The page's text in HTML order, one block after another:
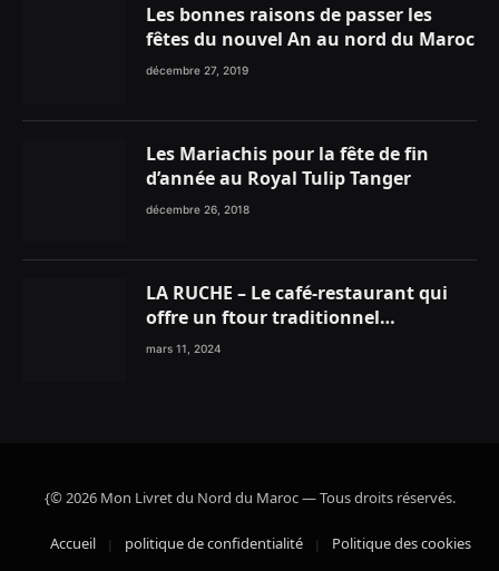
Les bonnes raisons de passer les
fêtes du nouvel An au nord du Maroc
décembre 27, 2019
Les Mariachis pour la fête de fin
d’année au Royal Tulip Tanger
décembre 26, 2018
LA RUCHE – Le café-restaurant qui
offre un ftour traditionnel
gourmand
mars 11, 2024
{© 2026 Mon Livret du Nord du Maroc — Tous droits réservés.
Accueil politique de confidentialité Politique des cookies